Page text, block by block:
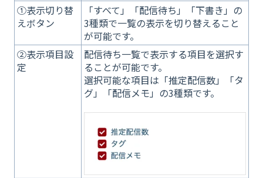
①表示切り替
えボタン
「すべて」「配信待ち」「下書き」の
3種類で一覧の表示を切り替えること
が可能です。
②表示項目設
定
配信待ち一覧で表示する項目を選択す
ることが可能です。
選択可能な項目は「推定配信数」「タ
グ」「配信メモ」の3種類です。